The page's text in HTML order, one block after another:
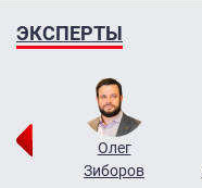
ЭКСПЕРТЫ
Олег
Зиборов